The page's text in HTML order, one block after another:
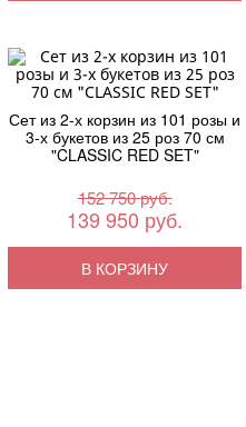
Сет из 2-х корзин из 101 розы и
3-х букетов из 25 роз 70 см
"CLASSIC RED SET"
152 750 руб.
139 950 руб.
В КОРЗИНУ